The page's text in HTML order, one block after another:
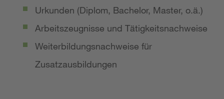
Urkunden (Diplom, Bachelor, Master, o.ä.)
Arbeitszeugnisse und Tätigkeitsnachweise
Weiterbildungsnachweise für
Zusatzausbildungen